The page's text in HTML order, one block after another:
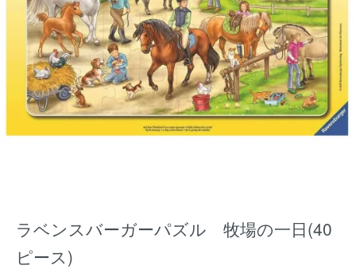
ラベンスバーガーパズル 牧場の一日(40
ピース)